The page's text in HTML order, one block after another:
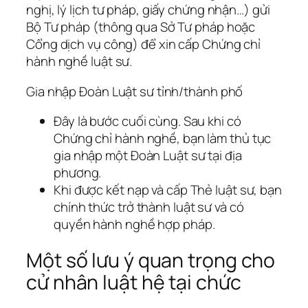
nghị, lý lịch tư pháp, giấy chứng nhận…) gửi
Bộ Tư pháp (thông qua Sở Tư pháp hoặc
Cổng dịch vụ công) để xin cấp Chứng chỉ
hành nghề luật sư.
Gia nhập Đoàn Luật sư tỉnh/thành phố
Đây là bước cuối cùng. Sau khi có
Chứng chỉ hành nghề, bạn làm thủ tục
gia nhập một Đoàn Luật sư tại địa
phương.
Khi được kết nạp và cấp Thẻ luật sư, bạn
chính thức trở thành luật sư và có
quyền hành nghề hợp pháp.
Một số lưu ý quan trọng cho
cử nhân luật hệ tại chức